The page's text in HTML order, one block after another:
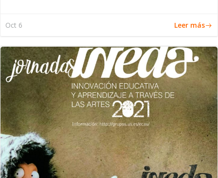
Oct 6 Leer más